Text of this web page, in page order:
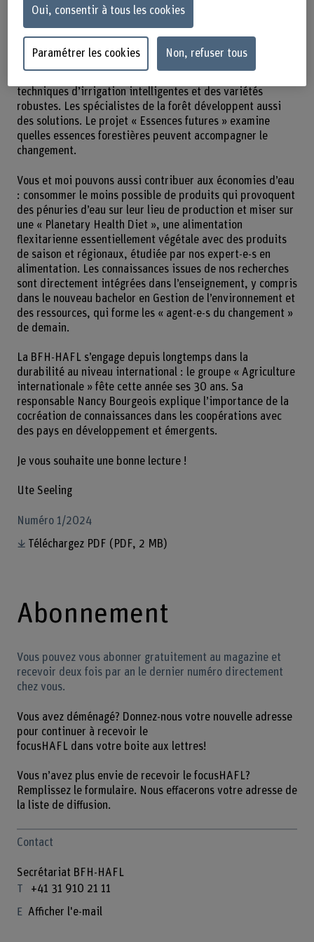
De vieux hêtres moins adaptables perdent leur vitalité
voire meurent pendant les périodes de sècheresse, les
scolytes. L’agriculture de demain peut néanmoins être
durable : la BFH-HAFL mène des recherches pour
techniques d’irrigation intelligentes et des variétés
robustes. Les spécialistes de la forêt développent aussi
des solutions. Le projet « Essences futures » examine
quelles essences forestières peuvent accompagner le
changement.
Vous et moi pouvons aussi contribuer aux économies d’eau
: consommer le moins possible de produits qui provoquent
des pénuries d’eau sur leur lieu de production et miser sur
une « Planetary Health Diet », une alimentation
flexitarienne essentiellement végétale avec des produits
de saison et régionaux, étudiée par nos expert-e-s en
alimentation. Les connaissances issues de nos recherches
sont directement intégrées dans l’enseignement, y compris
dans le nouveau bachelor en Gestion de l’environnement et
des ressources, qui forme les « agent-e-s du changement »
de demain.
La BFH-HAFL s’engage depuis longtemps dans la
durabilité au niveau international : le groupe « Agriculture
internationale » fête cette année ses 30 ans. Sa
responsable Nancy Bourgeois explique l’importance de la
cocréation de connaissances dans les coopérations avec
des pays en développement et émergents.
Je vous souhaite une bonne lecture !
Ute Seeling
Numéro 1/2024
Téléchargez PDF (PDF, 2 MB)
Abonnement
Vous pouvez vous abonner gratuitement au magazine et
recevoir deux fois par an le dernier numéro directement
chez vous.
Vous avez déménagé? Donnez-nous votre nouvelle adresse
pour continuer à recevoir le
focusHAFL dans votre boite aux lettres!
Vous n’avez plus envie de recevoir le focusHAFL?
Remplissez le formulaire. Nous effacerons votre adresse de
la liste de diffusion.
Contact
Secrétariat BFH-HAFL
+41 31 910 21 11
Afficher l'e-mail
Oui, consentir à tous les cookies
Paramétrer les cookies Non, refuser tous